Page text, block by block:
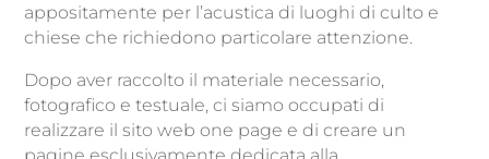
appositamente per l’acustica di luoghi di culto e
chiese che richiedono particolare attenzione.
Dopo aver raccolto il materiale necessario,
fotografico e testuale, ci siamo occupati di
realizzare il sito web one page e di creare un